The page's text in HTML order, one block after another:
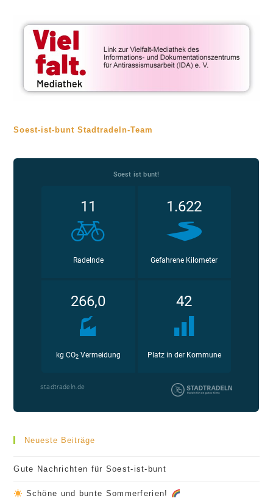
Soest-ist-bunt Stadtradeln-Team
Neueste Beiträge
Gute Nachrichten für Soest-ist-bunt
Schöne und bunte Sommerferien!